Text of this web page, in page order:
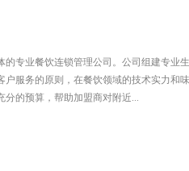
专业餐饮连锁管理公司。公司组建专业生
服务的原则，在餐饮领域的技术实力和
的预算，帮助加盟商对附近...